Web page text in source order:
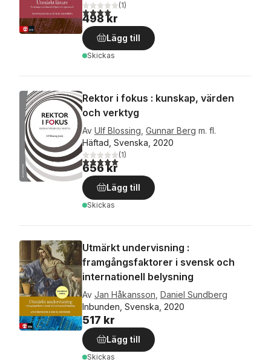
4,0utav 5 stjärnor. Totalt antal röster:
(1)
498 kr
Lägg till
Skickas
Rektor i fokus : kunskap, värden
och verktyg
Av Ulf Blossing Gunnar Berg m. fl.
Häftad, Svenska, 2020
5,0utav 5 stjärnor. Totalt antal röster:
(1)
656 kr
Lägg till
Skickas
Utmärkt undervisning :
framgångsfaktorer i svensk och
internationell belysning
Av Jan Håkansson Daniel Sundberg
Inbunden, Svenska, 2020
517 kr
Lägg till
Skickas